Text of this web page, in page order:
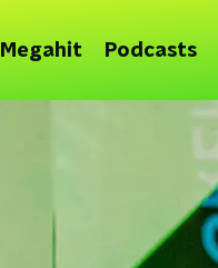
Megahit Podcasts